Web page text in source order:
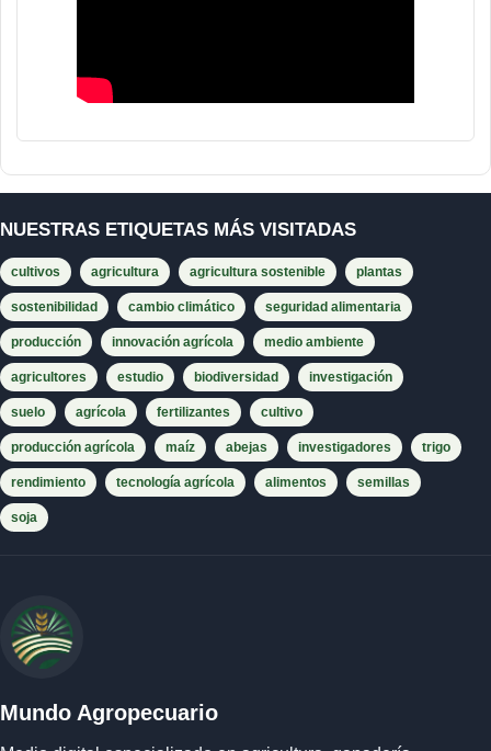
NUESTRAS ETIQUETAS MÁS VISITADAS
cultivos agricultura agricultura sostenible plantas
sostenibilidad cambio climático seguridad alimentaria
producción innovación agrícola medio ambiente
agricultores estudio biodiversidad investigación
suelo agrícola fertilizantes cultivo
producción agrícola maíz abejas investigadores trigo
rendimiento tecnología agrícola alimentos semillas
soja
Mundo Agropecuario